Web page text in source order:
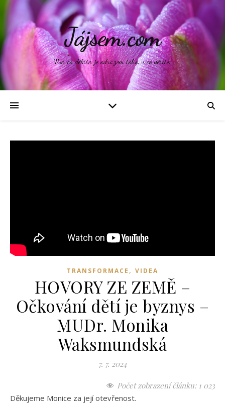
Jájsem.com
Vše, co děláte, je odrazem toho, v co věříte.
TRANSFORMACE , VIDEA
HOVORY ZE ZEMĚ –
Očkování dětí je byznys –
MUDr. Monika
Waksmundská
7. 7. 2024
Počet zobrazení článku: 1 023
Děkujeme Monice za její otevřenost.